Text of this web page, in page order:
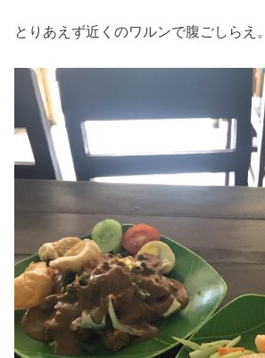
とりあえず近くのワルンで腹ごしらえ。